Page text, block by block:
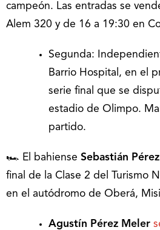
campeón. Las entradas se
Alem 320 y de 16 a 19:30 en
Segunda:
Barrio Hospital, en el
serie final que se
estadio de Olimpo.
partido.
🏎 El bahiense Sebastián Pérez
final de la Clase 2 del Turismo
en el autódromo de Oberá,
Agustín Pérez Meler